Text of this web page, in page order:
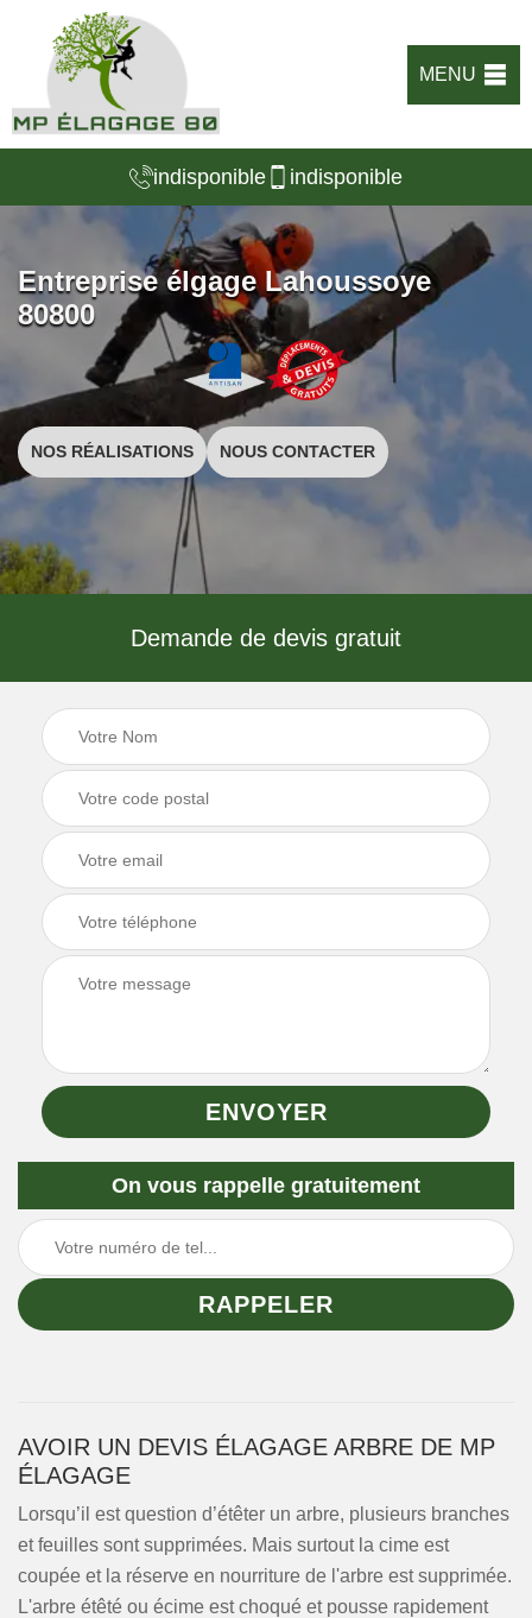
MENU
indisponible indisponible
Entreprise élgage Lahoussoye
80800
NOS RÉALISATIONS NOUS CONTACTER
Demande de devis gratuit
On vous rappelle gratuitement
AVOIR UN DEVIS ÉLAGAGE ARBRE DE MP
ÉLAGAGE
Lorsqu’il est question d’étêter un arbre, plusieurs branches
et feuilles sont supprimées. Mais surtout la cime est
coupée et la réserve en nourriture de l'arbre est supprimée.
L'arbre étêté ou écime est choqué et pousse rapidement